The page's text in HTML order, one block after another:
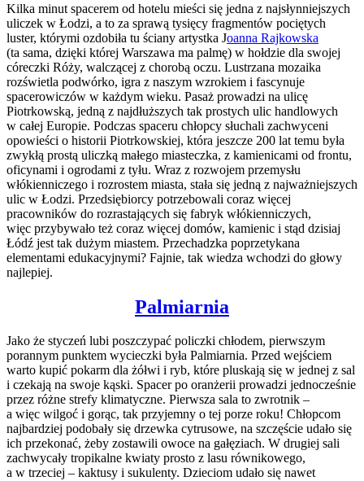
Kilka minut spacerem od hotelu mieści się jedna z najsłynniejszych
uliczek w Łodzi, a to za sprawą tysięcy fragmentów pociętych
luster, którymi ozdobiła tu ściany artystka Joanna Rajkowska
(ta sama, dzięki której Warszawa ma palmę) w hołdzie dla swojej
córeczki Róży, walczącej z chorobą oczu. Lustrzana mozaika
rozświetla podwórko, igra z naszym wzrokiem i fascynuje
spacerowiczów w każdym wieku. Pasaż prowadzi na ulicę
Piotrkowską, jedną z najdłuższych tak prostych ulic handlowych
w całej Europie. Podczas spaceru chłopcy słuchali zachwyceni
opowieści o historii Piotrkowskiej, która jeszcze 200 lat temu była
zwykłą prostą uliczką małego miasteczka, z kamienicami od frontu,
oficynami i ogrodami z tyłu. Wraz z rozwojem przemysłu
włókienniczego i rozrostem miasta, stała się jedną z najważniejszych
ulic w Łodzi. Przedsiębiorcy potrzebowali coraz więcej
pracowników do rozrastających się fabryk włókienniczych,
więc przybywało też coraz więcej domów, kamienic i stąd dzisiaj
Łódź jest tak dużym miastem. Przechadzka poprzetykana
elementami edukacyjnymi? Fajnie, tak wiedza wchodzi do głowy
najlepiej.
Palmiarnia
Jako że styczeń lubi poszczypać policzki chłodem, pierwszym
porannym punktem wycieczki była Palmiarnia. Przed wejściem
warto kupić pokarm dla żółwi i ryb, które pluskają się w jednej z sal
i czekają na swoje kąski. Spacer po oranżerii prowadzi jednocześnie
przez różne strefy klimatyczne. Pierwsza sala to zwrotnik –
a więc wilgoć i gorąc, tak przyjemny o tej porze roku! Chłopcom
najbardziej podobały się drzewka cytrusowe, na szczęście udało się
ich przekonać, żeby zostawili owoce na gałęziach. W drugiej sali
zachwycały tropikalne kwiaty prosto z lasu równikowego,
a w trzeciej – kaktusy i sukulenty. Dzieciom udało się nawet